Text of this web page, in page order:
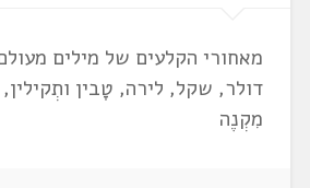
מאחורי הקלעים של מילים
דולר, שקל, לירה, טָבין
מִקְנֶה